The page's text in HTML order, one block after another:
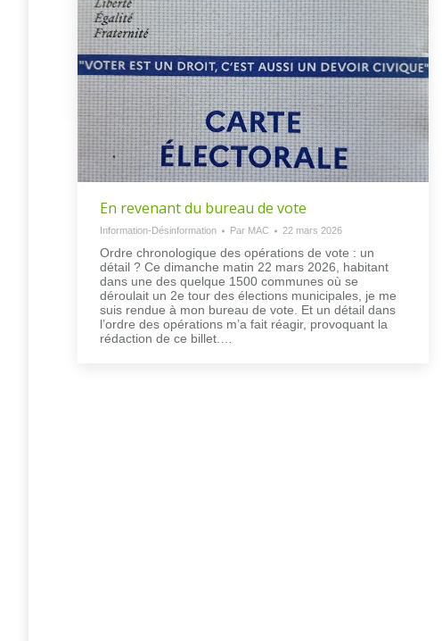
En revenant du bureau de vote
Information-Désinformation Par MAC 22 mars 2026
Ordre chronologique des opérations de vote : un
détail ? Ce dimanche matin 22 mars 2026, habitant
dans une des quelque 1500 communes où se
déroulait un 2e tour des élections municipales, je me
suis rendue à mon bureau de vote. Et un détail dans
l’ordre des opérations m’a fait réagir, provoquant la
rédaction de ce billet.…